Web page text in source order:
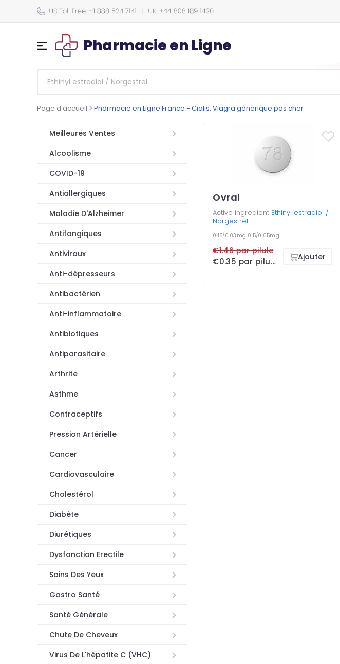
Pharmacie en Ligne
Page d'accueil > Pharmacie en Ligne France - Cialis, Viagra générique pas cher
Meilleures Ventes
Alcoolisme
COVID-19
Antiallergiques
Maladie D'Alzheimer
Antifongiques
Antiviraux
Anti-dépresseurs
Antibactérien
Anti-inflammatoire
Antibiotiques
Antiparasitaire
Arthrite
Asthme
Contraceptifs
Pression Artérielle
Cancer
Cardiovasculaire
Cholestérol
Diabète
Diurétiques
Dysfonction Erectile
Soins Des Yeux
Gastro Santé
Santé Générale
Chute De Cheveux
Virus De L'hépatite C (VHC)
Ovral
Active ingredient Ethinyl estradiol /
Norgestrel
0.15/0.03mg 0.5/0.05mg
€1.46 par pilule
€0.35 par pilule Ajouter